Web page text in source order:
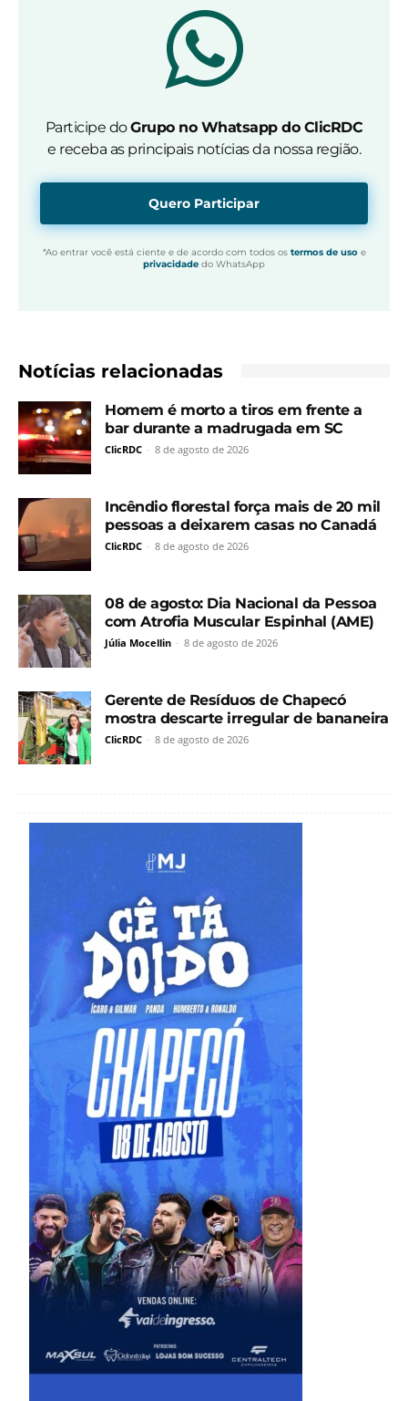
Participe doGrupo no Whatsapp do ClicRDC
e receba as principais notícias da nossa região.
Quero Participar
*Ao entrar você está ciente e de acordo com todos os termos de usoe
privacidade do WhatsApp
Notícias relacionadas
Homem é morto a tiros em frente a
bar durante a madrugada em SC
ClicRDC - 8 de agosto de 2026
Incêndio florestal força mais de 20 mil
pessoas a deixarem casas no Canadá
ClicRDC - 8 de agosto de 2026
08 de agosto: Dia Nacional da Pessoa
com Atrofia Muscular Espinhal (AME)
Júlia Mocellin - 8 de agosto de 2026
Gerente de Resíduos de Chapecó
mostra descarte irregular de bananeira
ClicRDC - 8 de agosto de 2026